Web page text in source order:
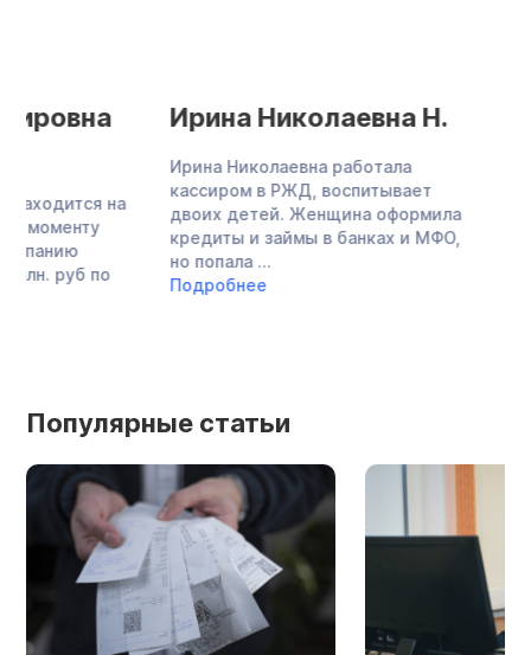
Ирина Николаевна Н.
Ирина Николаевна работала
кассиром в РЖД, воспитывает
двоих детей. Женщина оформила
кредиты и займы в банках и МФО,
но попала ...
Подробнее
Лариса
Лариса Зияевна —
городской
множество
МФО, не могла
Популярные статьи